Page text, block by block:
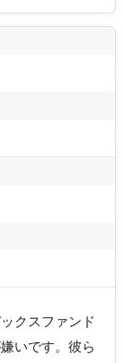
クスファンド
いです。彼ら